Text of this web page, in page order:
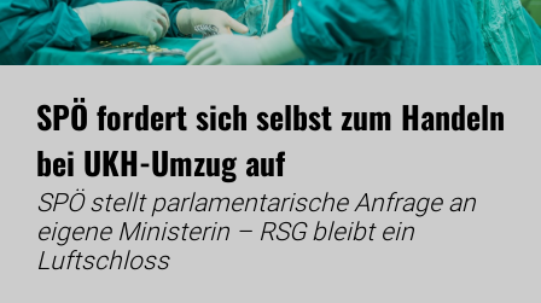
SPÖ fordert sich selbst zum Handeln
bei UKH-Umzug auf
SPÖ stellt parlamentarische Anfrage an
eigene Ministerin – RSG bleibt ein
Luftschloss